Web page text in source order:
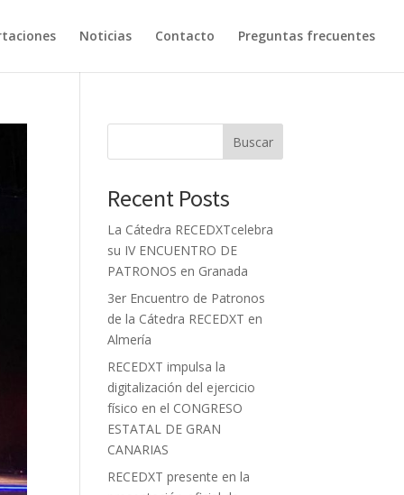
Noticias Contacto Preguntas frecuentes
Buscar
Recent Posts
La Cátedra RECEDXTcelebra
su IV ENCUENTRO DE
PATRONOS en Granada
3er Encuentro de Patronos
de la Cátedra RECEDXT en
Almería
RECEDXT impulsa la
digitalización del ejercicio
físico en el CONGRESO
ESTATAL DE GRAN
CANARIAS
RECEDXT presente en la